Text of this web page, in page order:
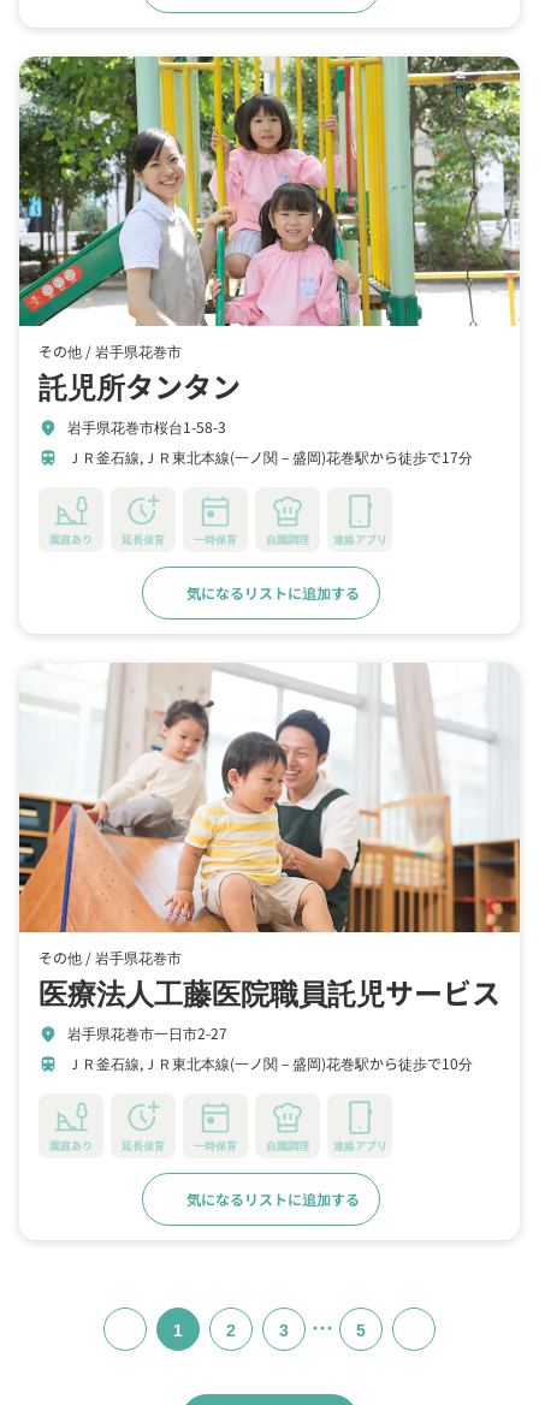
その他 /岩手県花巻市
託児所タンタン
location_on 岩手県花巻市桜台1-58-3
train ＪＲ釜石線,ＪＲ東北本線(一ノ関－盛岡)花巻駅から徒歩で17分
園庭あり 延長保育 一時保育 自園調理 連絡アプリ
気になるリストに追加する
その他 /岩手県花巻市
医療法人工藤医院職員託児サービス
location_on 岩手県花巻市一日市2-27
train ＪＲ釜石線,ＪＲ東北本線(一ノ関－盛岡)花巻駅から徒歩で10分
園庭あり 延長保育 一時保育 自園調理 連絡アプリ
気になるリストに追加する
1 2 3 … 5